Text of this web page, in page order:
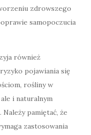
zdrowszego
samopoczucia
również
pojawiania się
rośliny w
i naturalnym
pamiętać, że
zastosowania